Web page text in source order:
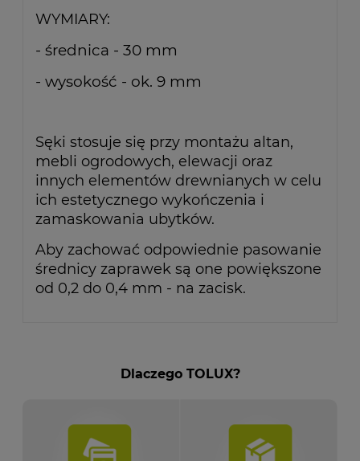
WYMIARY:
- średnica - 30 mm
- wysokość - ok. 9 mm
Sęki stosuje się przy montażu altan,
mebli ogrodowych, elewacji oraz
innych elementów drewnianych w celu
ich estetycznego wykończenia i
zamaskowania ubytków.
Aby zachować odpowiednie pasowanie
średnicy zaprawek są one powiększone
od 0,2 do 0,4 mm - na zacisk.
Dlaczego TOLUX?